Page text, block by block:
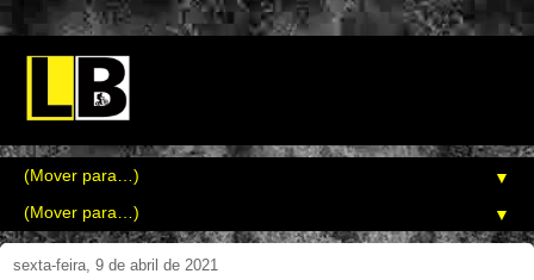
▼
▼
sexta-feira, 9 de abril de 2021